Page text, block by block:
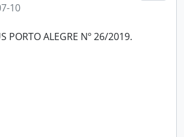
10
PORTO ALEGRE Nº 26/2019.